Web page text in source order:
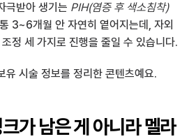
극받아 생기는 PIH(염증 후 색소침착)
3~6개월 안 자연히 옅어지는데, 자외
조정 세 가지로 진행을 줄일 수 있습니다.
유 시술 정보를 정리한 콘텐츠예요.
가 남은 게 아니라 멜라